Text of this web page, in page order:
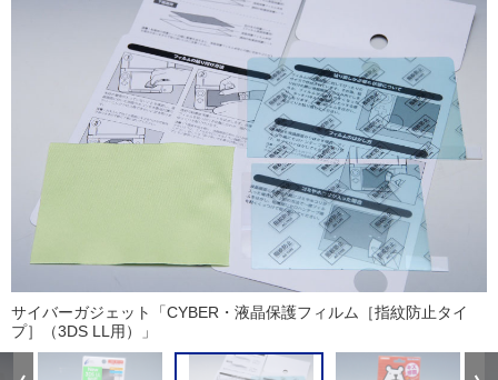
サイバーガジェット「CYBER・液晶保護フィルム［指紋防止タイ
プ］（3DS LL用）」